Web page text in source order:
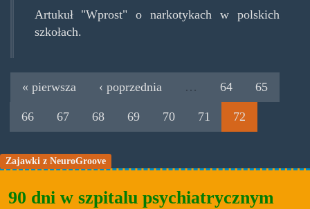
Artukuł "Wprost" o narkotykach w polskich
szkołach.
« pierwsza ‹ poprzednia … 64 65
66 67 68 69 70 71 72
Zajawki z NeuroGroove
90 dni w szpitalu psychiatrycznym